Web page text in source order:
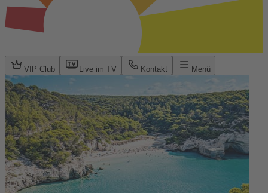
VIP Club Live im TV Kontakt Menü